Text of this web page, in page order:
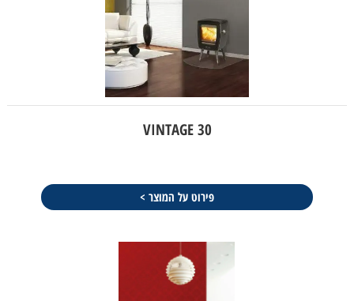
VINTAGE 30
פירוט על המוצר >